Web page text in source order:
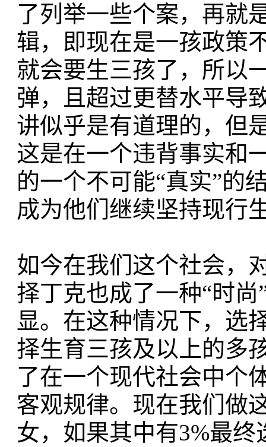
了列举一些个案，再就
辑，即现在是一孩政策
就会要生三孩了，所以
弹，且超过更替水平导
讲似乎是有道理的，但
这是在一个违背事实和
的一个不可能“真实”的
成为他们继续坚持现行
如今在我们这个社会，
择丁克也成了一种“时
显。在这种情况下，选
择生育三孩及以上的多
了在一个现代社会中个
客观规律。现在我们做
女，如果其中有3%最